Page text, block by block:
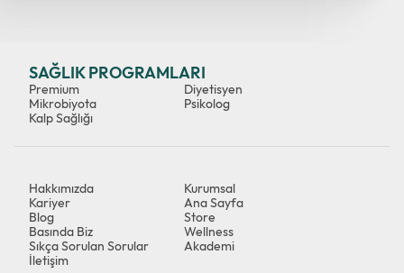
SAĞLIK PROGRAMLARI
Premium
Mikrobiyota
Kalp Sağlığı
Diyetisyen
Psikolog
Hakkımızda
Kurumsal
Kariyer
Ana Sayfa
Blog
Store
Basında Biz
Wellness
Sıkça Sorulan Sorular
Akademi
İletişim